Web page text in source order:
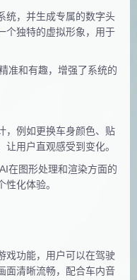
统，并生成专属的数字头
个独特的虚拟形象，用于
准和有趣，增强了系统的
，例如更换车身颜色、贴
用户直观感受到变化。
在图形处理和渲染方面的
化体验。
戏功能，用户可以在驾驶
面清晰流畅，配合车内音